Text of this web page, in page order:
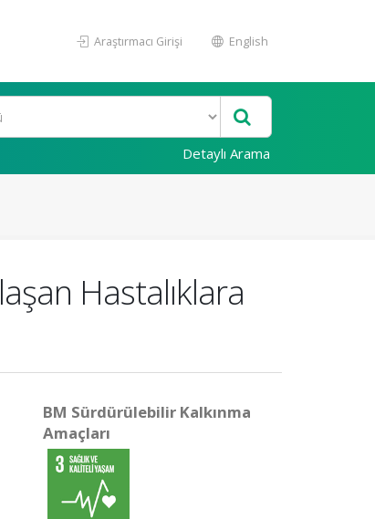
Araştırmacı Girişi English
Detaylı Arama
Hastalıklara
BM Sürdürülebilir Kalkınma
Amaçları